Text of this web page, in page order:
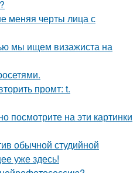
меняя черты лица с
мы ищем визажиста на
промт: t.
посмотрите на эти картинки
обычной студийной
уже здесь!